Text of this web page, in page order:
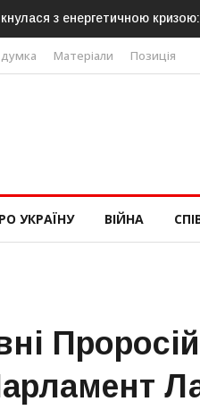
влада обмежує
Матеріали Позиція
УКРАЇНУ ВІЙНА